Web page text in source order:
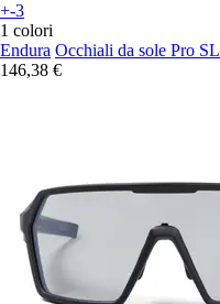
+-3
1 colori
Endura Occhiali da sole Pro SL
146,38 €